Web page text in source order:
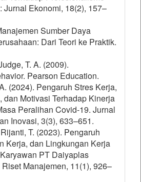
Jurnal Ekonomi, 18(2), 157–
Sumber Daya
Dari Teori ke Praktik.
T. A. (2009).
Pearson Education.
(2024). Pengaruh Stres Kerja,
dan Motivasi Terhadap Kinerja
Peralihan Covid-19. Jurnal
Inovasi, 3(3), 633–651.
T. (2023). Pengaruh
Kerja, dan Lingkungan Kerja
PT Daiyaplas
Manajemen, 11(1), 926–